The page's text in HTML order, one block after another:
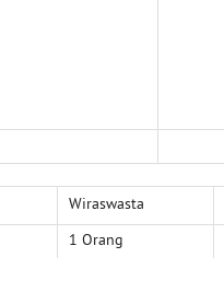
Wiraswasta
1 Orang